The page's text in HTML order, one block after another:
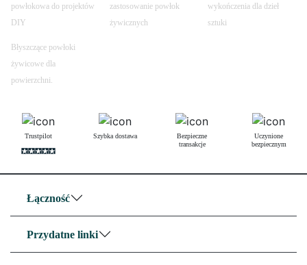
powłokowa do projektów
DIY
zastosowanie powłok
żywicznych
wykończenia dla dzieł
sztuki
Błyszczące powłoki
żywicowe dla
powierzchni.
Trustpilot Szybka dostawa
Bezpieczne
transakcje
Uczynione
bezpiecznym
Łączność
Przydatne linki